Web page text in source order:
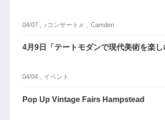
04/07 , ♪コンサート♬ , Camden
4月9日「テートモダンで現代美術を楽
04/04 , イベント
Pop Up Vintage Fairs Hampstead